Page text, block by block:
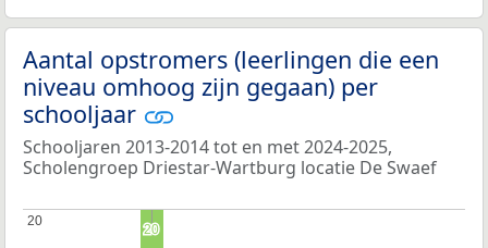
Aantal opstromers (leerlingen die een
niveau omhoog zijn gegaan) per
schooljaar
Schooljaren 2013-2014 tot en met 2024-2025,
Scholengroep Driestar-Wartburg locatie De Swaef
20
20
20
20